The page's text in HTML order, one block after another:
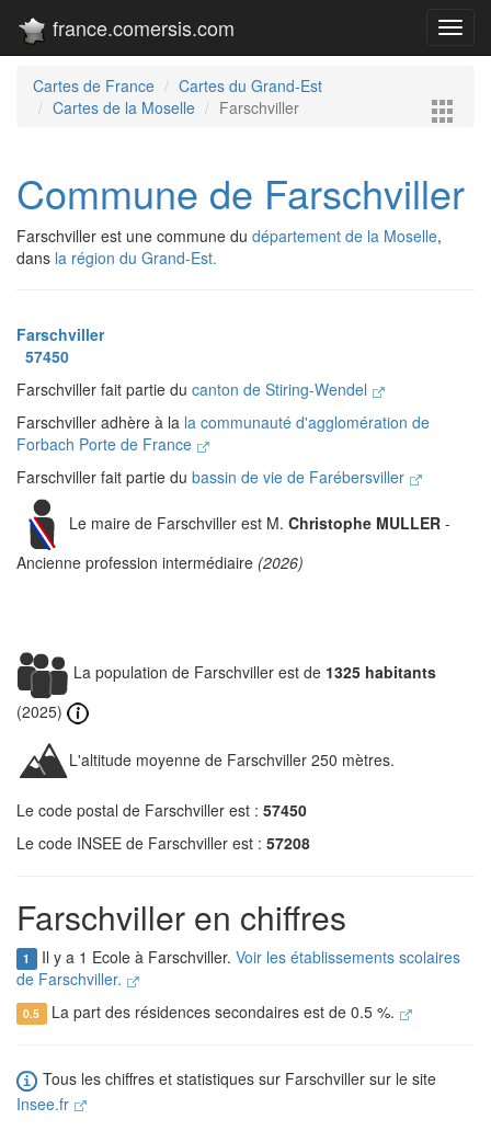
france.comersis.com
Cartes de France
Cartes du Grand-Est
Cartes de la Moselle
Farschviller
Commune de Farschviller
Farschviller est une commune du département de la Moselle,
dans la région du Grand-Est.
Farschviller
57450
Farschviller fait partie du canton de Stiring-Wendel
Farschviller adhère à la la communauté d'agglomération de
Forbach Porte de France
Farschviller fait partie du bassin de vie de Farébersviller
Le maire de Farschviller est M. Christophe MULLER -
Ancienne profession intermédiaire (2026)
La population de Farschviller est de 1325 habitants
(2025)
L'altitude moyenne de Farschviller 250 mètres.
Le code postal de Farschviller est : 57450
Le code INSEE de Farschviller est : 57208
Farschviller en chiffres
1 Il y a 1 Ecole à Farschviller. Voir les établissements scolaires
de Farschviller.
0.5 La part des résidences secondaires est de 0.5 %.
Tous les chiffres et statistiques sur Farschviller sur le site
Insee.fr